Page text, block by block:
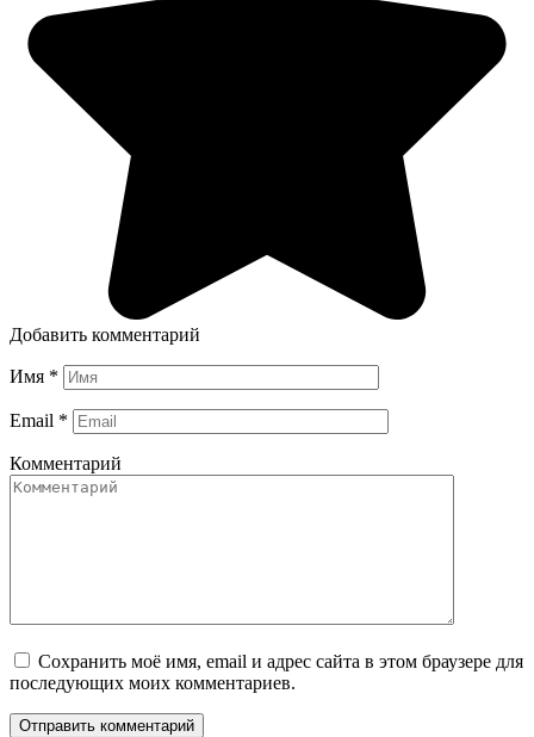
Добавить комментарий
Имя *
Email *
Комментарий
Сохранить моё имя, email и адрес сайта в этом браузере для
последующих моих комментариев.